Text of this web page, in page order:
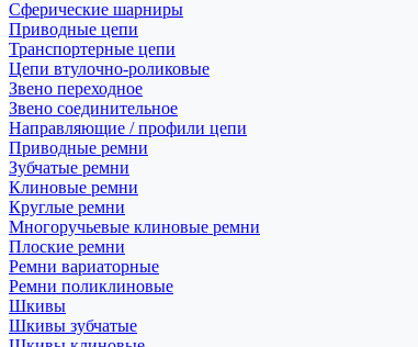
Сферические шарниры
Приводные цепи
Транспортерные цепи
Цепи втулочно-роликовые
Звено переходное
Звено соединительное
Направляющие / профили цепи
Приводные ремни
Зубчатые ремни
Клиновые ремни
Круглые ремни
Многоручьевые клиновые ремни
Плоские ремни
Ремни вариаторные
Ремни поликлиновые
Шкивы
Шкивы зубчатые